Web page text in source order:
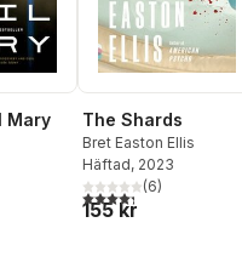
Mary
Totalt antal röster:
The Shards
Bret Easton Ellis
Häftad, 2023
4,3utav 5 stjärnor.
(6)
155 kr